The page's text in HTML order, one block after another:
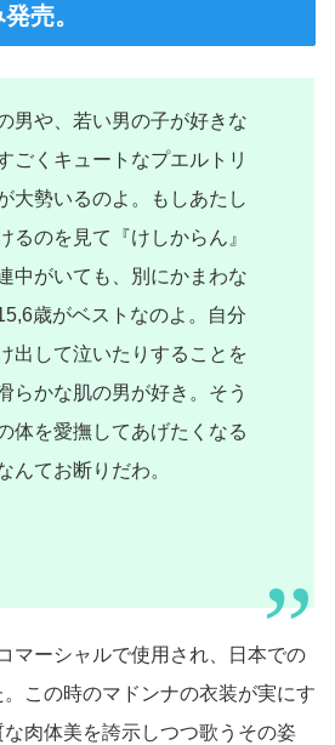
売。
男や、若い男の子が好きな
ごくキュートなプエルトリ
大勢いるのよ。もしあたし
るのを見て『けしからん』
中がいても、別にかまわな
歳がベストなのよ。自分
出して泣いたりすることを
らかな肌の男が好き。そう
体を愛撫してあげたくなる
んてお断りだわ。
マーシャルで使用され、日本での
この時のマドンナの衣装が実にす
肉体美を誇示しつつ歌うその姿